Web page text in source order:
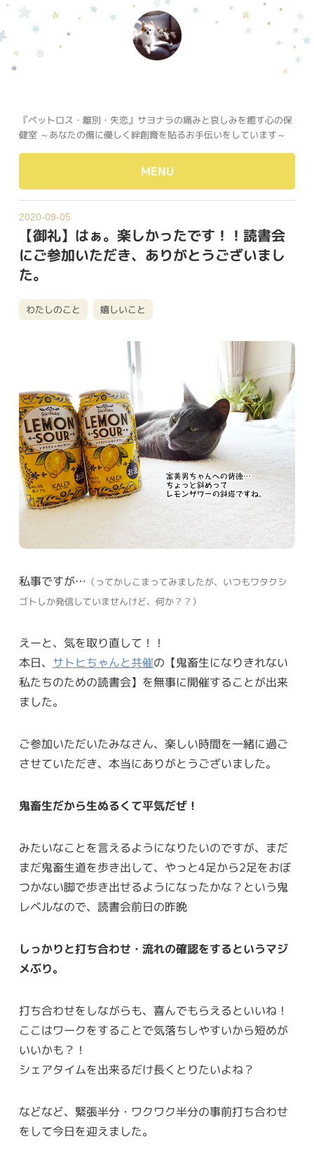
『ペットロス・離別・失恋』サヨナラの痛みと哀しみを癒す心の保
健室 ～あなたの傷に優しく絆創膏を貼るお手伝いをしています～
MENU
2020-09-05
【御礼】はぁ。楽しかったです！！読書会
にご参加いただき、ありがとうございまし
た。
わたしのこと 嬉しいこと
私事ですが… （ってかしこまってみましたが、いつもワタクシ
ゴトしか発信していませんけど、何か？？）
えーと、気を取り直して！！
本日、 サトヒちゃんと共催の【鬼畜生になりきれない
私たちのための読書会】を無事に開催することが出来
ました。
ご参加いただいたみなさん、楽しい時間を一緒に過ご
させていただき、本当にありがとうございました。
鬼畜生だから生ぬるくて平気だぜ！
みたいなことを言えるようになりたいのですが、まだ
まだ鬼畜生道を歩き出して、やっと4足から2足をおぼ
つかない脚で歩き出せるようになったかな？という鬼
レベルなので、読書会前日の昨晩
しっかりと打ち合わせ・流れの確認をするというマジ
メぶり。
打ち合わせをしながらも、喜んでもらえるといいね！
ここはワークをすることで気落ちしやすいから短めが
いいかも？！
シェアタイムを出来るだけ長くとりたいよね？
などなど、緊張半分・ワクワク半分の事前打ち合わせ
をして今日を迎えました。